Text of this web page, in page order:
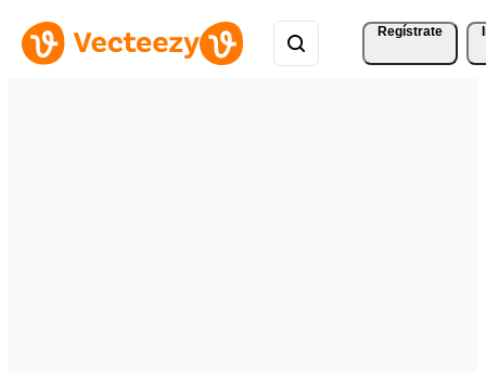
Regístrate